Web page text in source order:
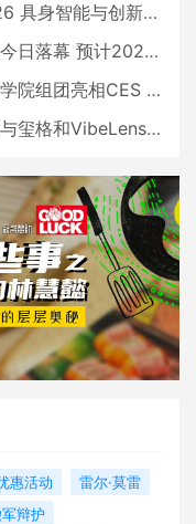
能与创新领域 中国公司大放异彩
预计2026行业收入将超五千亿美元
组团亮相CES 广受好评
VibeLens共同推出全新耳机
惠活动
雷尔·莫雷
辩护